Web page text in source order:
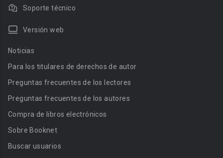
Soporte técnico
Versión web
Noticias
Para los titulares de derechos de autor
Preguntas frecuentes de los lectores
Preguntas frecuentes de los autores
Compra de libros electrónicos
Sobre Booknet
Buscar usuarios